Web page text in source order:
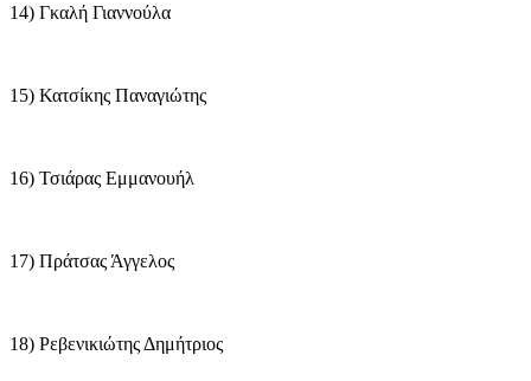
14) Γκαλή Γιαννούλα
15) Κατσίκης Παναγιώτης
16) Τσιάρας Εμμανουήλ
17) Πράτσας Άγγελος
18) Ρεβενικιώτης Δημήτριος